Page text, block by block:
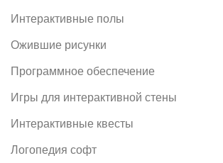
Интерактивные полы
Ожившие рисунки
Программное обеспечение
Игры для интерактивной стены
Интерактивные квесты
Логопедия софт